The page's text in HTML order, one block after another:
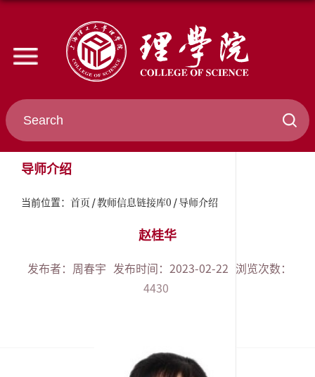
导师介绍
当前位置： 首页 教师信息链接库0 导师介绍
赵桂华
发布者：周春宇 发布时间：2023-02-22
浏览次数：
4430